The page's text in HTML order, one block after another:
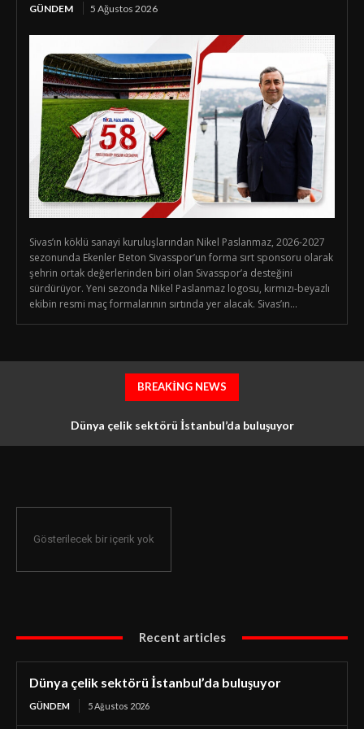
GÜNDEM 5 Ağustos 2026
Sivas’ın köklü sanayi kuruluşlarından Nikel Paslanmaz, 2026-2027
sezonunda Ekenler Beton Sivasspor’un forma sırt sponsoru olarak
şehrin ortak değerlerinden biri olan Sivasspor’a desteğini
sürdürüyor. Yeni sezonda Nikel Paslanmaz logosu, kırmızı-beyazlı
ekibin resmi maç formalarının sırtında yer alacak. Sivas’ın...
BREAKING NEWS
Dünya çelik sektörü İstanbul’da buluşuyor
Gösterilecek bir içerik yok
Recent articles
Dünya çelik sektörü İstanbul’da buluşuyor
GÜNDEM 5 Ağustos 2026